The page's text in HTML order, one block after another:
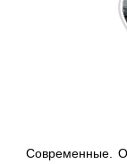
Современные.